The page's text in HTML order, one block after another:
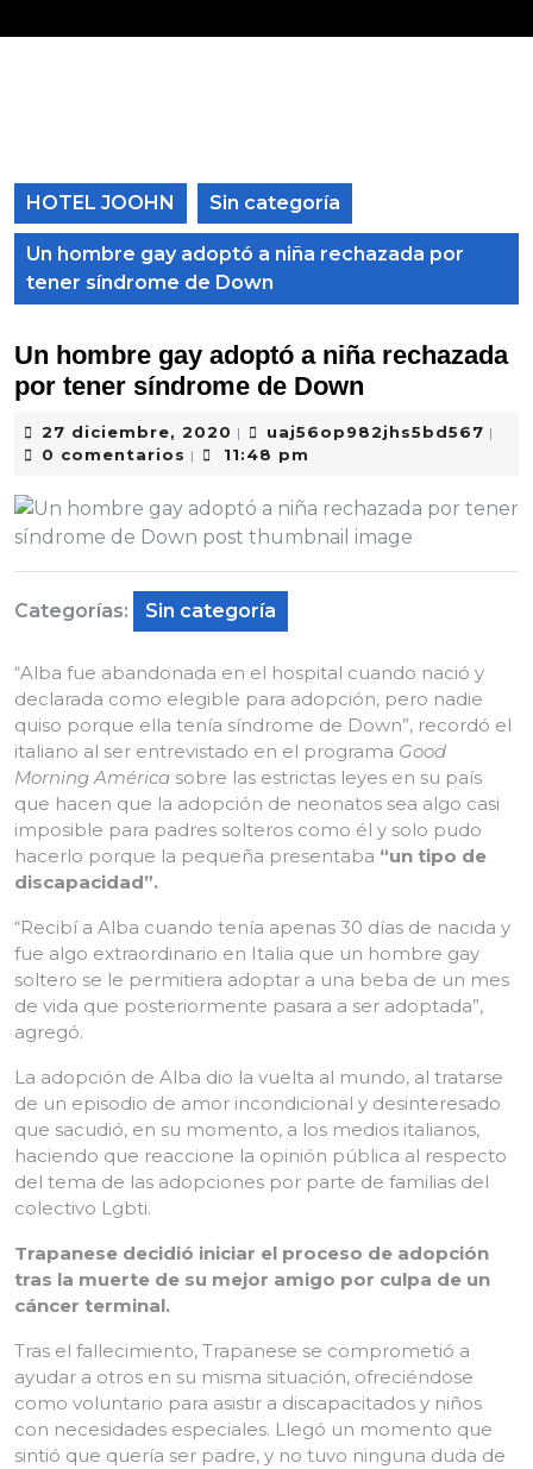
HOTEL JOOHN Sin categoría
Un hombre gay adoptó a niña rechazada por
tener síndrome de Down
Un hombre gay adoptó a niña rechazada
por tener síndrome de Down
27 diciembre, 2020 | uaj56op982jhs5bd567 |
0 comentarios | 11:48 pm
Categorías: Sin categoría
“Alba fue abandonada en el hospital cuando nació y
declarada como elegible para adopción, pero nadie
quiso porque ella tenía síndrome de Down”, recordó el
italiano al ser entrevistado en el programa Good
Morning América sobre las estrictas leyes en su país
que hacen que la adopción de neonatos sea algo casi
imposible para padres solteros como él y solo pudo
hacerlo porque la pequeña presentaba “un tipo de
discapacidad”.
“Recibí a Alba cuando tenía apenas 30 días de nacida y
fue algo extraordinario en Italia que un hombre gay
soltero se le permitiera adoptar a una beba de un mes
de vida que posteriormente pasara a ser adoptada”,
agregó.
La adopción de Alba dio la vuelta al mundo, al tratarse
de un episodio de amor incondicional y desinteresado
que sacudió, en su momento, a los medios italianos,
haciendo que reaccione la opinión pública al respecto
del tema de las adopciones por parte de familias del
colectivo Lgbti.
Trapanese decidió iniciar el proceso de adopción
tras la muerte de su mejor amigo por culpa de un
cáncer terminal.
Tras el fallecimiento, Trapanese se comprometió a
ayudar a otros en su misma situación, ofreciéndose
como voluntario para asistir a discapacitados y niños
con necesidades especiales. Llegó un momento que
sintió que quería ser padre, y no tuvo ninguna duda de